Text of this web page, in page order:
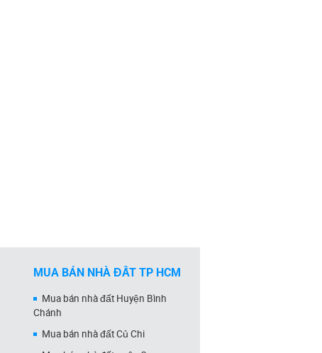
MUA BÁN NHÀ ĐẤT TP HCM
Mua bán nhà đất Huyện Bình
Chánh
Mua bán nhà đất Củ Chi